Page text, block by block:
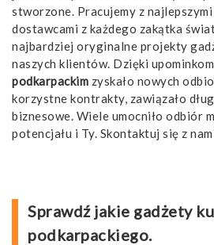
stworzone. Pracujemy z
dostawcami z każdego zakątka
najbardziej oryginalne projekty
naszych klientów. Dzięki
podkarpackim zyskało nowych
korzystne kontrakty, zawiązało
biznesowe. Wiele umocniło odbiór
potencjału i Ty. Skontaktuj się z
Sprawdź jakie gadżety
podkarpackiego.